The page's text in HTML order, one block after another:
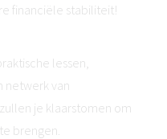
financiële stabiliteit!
lessen,
netwerk van
je klaarstomen om
brengen.